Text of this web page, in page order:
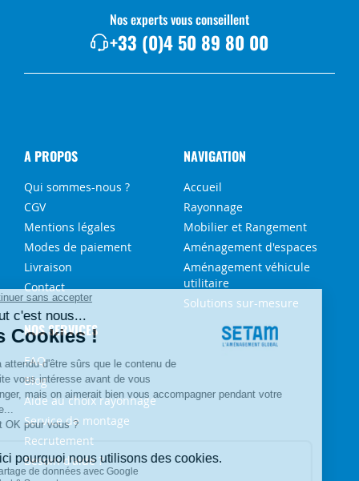
Nos experts vous conseillent
+33 (0)4 50 89 80 00
A PROPOS
Qui sommes-nous ?
CGV
Mentions légales
Modes de paiement
Livraison
Contact
NAVIGATION
Accueil
Rayonnage
Mobilier et Rangement
Aménagement d'espaces
Aménagement véhicule
utilitaire
Solutions sur-mesure
NOS SERVICES
FAQ
Blog
Aide au choix rayonnage
Service de montage
Recrutement
Besoin d'aide ?